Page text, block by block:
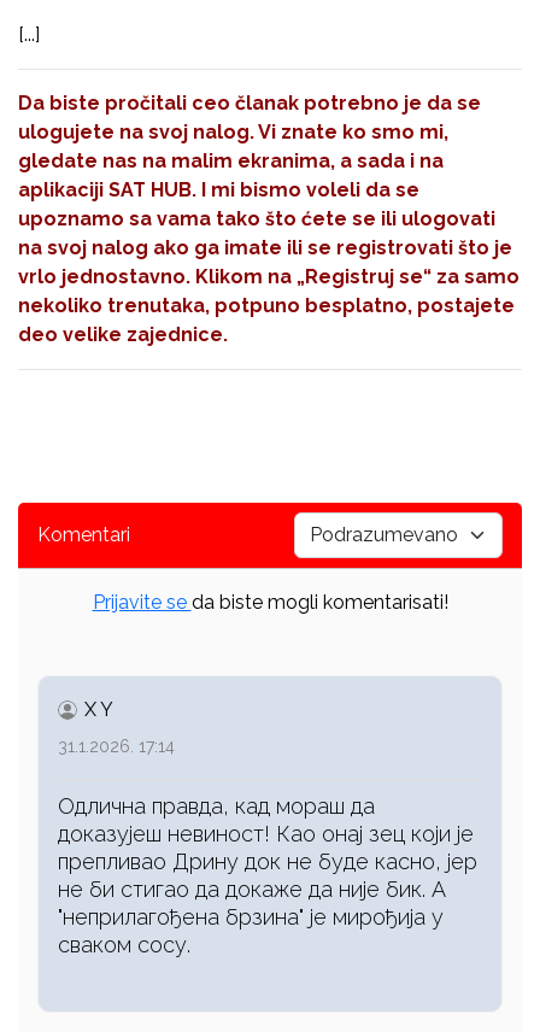
[...]
Da biste pročitali ceo članak potrebno je da se
ulogujete na svoj nalog. Vi znate ko smo mi,
gledate nas na malim ekranima, a sada i na
aplikaciji SAT HUB. I mi bismo voleli da se
upoznamo sa vama tako što ćete se ili ulogovati
na svoj nalog ako ga imate ili se registrovati što je
vrlo jednostavno. Klikom na „Registruj se“ za samo
nekoliko trenutaka, potpuno besplatno, postajete
deo velike zajednice.
Komentari
Prijavite se da biste mogli komentarisati!
X Y
31.1.2026. 17:14
Одлична правда, кад мораш да
доказујеш невиност! Као онај зец који је
препливао Дрину док не буде касно, јер
не би стигао да докаже да није бик. А
"неприлагођена брзина" је мирођија у
сваком сосу.